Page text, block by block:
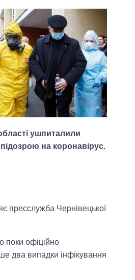
ушпиталили
на коронавірус.
пресслужба Чернівецької
поки офіційно
два випадки інфікування